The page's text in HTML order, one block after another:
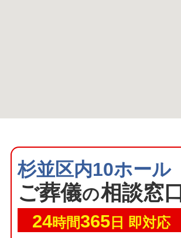
杉並区内10ホール
ご葬儀の相談窓口
24時間365 日 即対応